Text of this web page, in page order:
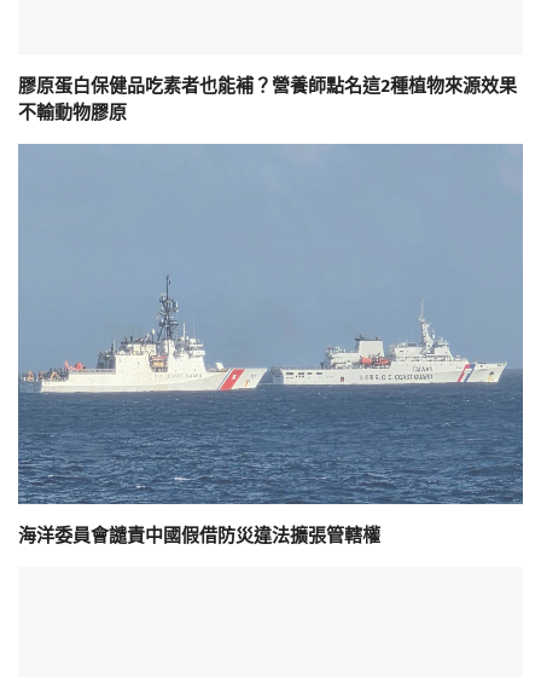
膠原蛋白保健品吃素者也能補？營養師點名這2種植物來源效果
不輸動物膠原
海洋委員會譴責中國假借防災違法擴張管轄權